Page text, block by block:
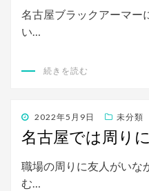
名古屋ブラックアーマー
い…
続きを読む
投
稿
日:
2022年5月9日 未分類
名古屋では周り
職場の周りに友人がいな
む…